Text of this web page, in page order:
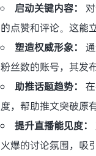
启动关键内容：
的点赞和评论。这能
塑造权威形象：
粉丝数的账号，其发
助推话题趋势：
度，帮助推文突破原
提升直播能见度：
火爆的讨论氛围，吸